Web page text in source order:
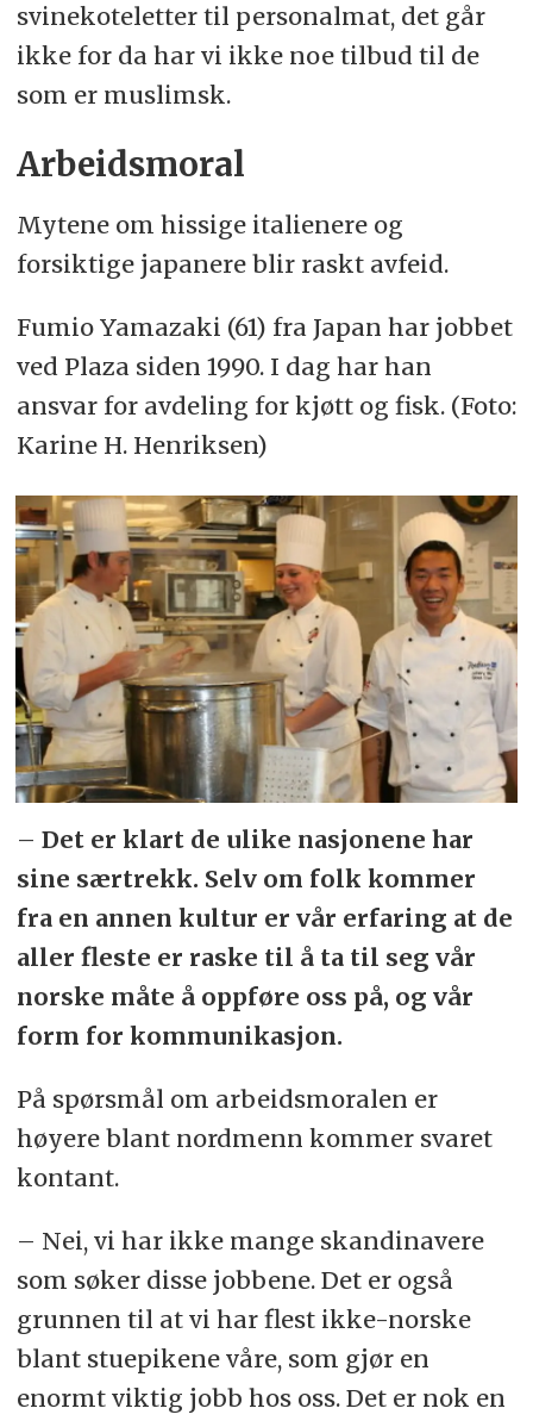
svinekoteletter til personalmat, det går
ikke for da har vi ikke noe tilbud til de
som er muslimsk.
Arbeidsmoral
Mytene om hissige italienere og
forsiktige japanere blir raskt avfeid.
Fumio Yamazaki (61) fra Japan har jobbet
ved Plaza siden 1990. I dag har han
ansvar for avdeling for kjøtt og fisk. (Foto:
Karine H. Henriksen)
– Det er klart de ulike nasjonene har
sine særtrekk. Selv om folk kommer
fra en annen kultur er vår erfaring at de
aller fleste er raske til å ta til seg vår
norske måte å oppføre oss på, og vår
form for kommunikasjon.
På spørsmål om arbeidsmoralen er
høyere blant nordmenn kommer svaret
kontant.
– Nei, vi har ikke mange skandinavere
som søker disse jobbene. Det er også
grunnen til at vi har flest ikke-norske
blant stuepikene våre, som gjør en
enormt viktig jobb hos oss. Det er nok en